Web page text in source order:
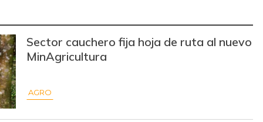
$ 7.253,00
Sector cauchero fija hoja de ruta al nuevo
MinAgricultura
AGRO